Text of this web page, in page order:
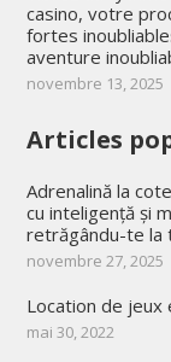
casino, votre
fortes
aventure
novembre 13, 2025
Articles
Adrenalină la
cu inteligență și
retrăgându-te la
novembre 27, 2025
Location de
mai 30, 2022